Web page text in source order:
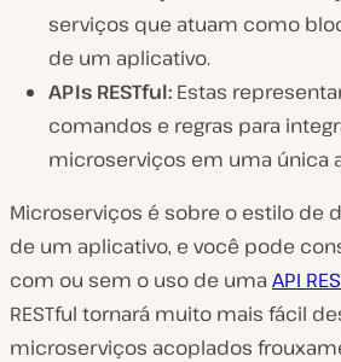
serviços que atuam como
de um aplicativo.
APIs RESTful: Estas
comandos e regras para
microserviços em uma única
Microserviços é sobre o estilo de
de um aplicativo, e você pode
com ou sem o uso de uma API
RESTful tornará muito mais fácil
microserviços acoplados